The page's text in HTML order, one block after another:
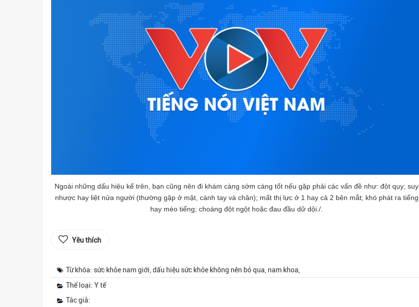
Ngoài những dấu hiệu kể trên, bạn cũng nên đi khám càng sớm càng tốt nếu gặp phải các vấn đề như: đột qụy; suy
nhược hay liệt nửa người (thường gặp ở mặt, cánh tay và chân); mất thị lực ở 1 hay cả 2 bên mắt; khó phát ra tiếng
hay méo tiếng; choáng đột ngột hoặc đau đầu dữ dội./.
Yêu thích
Từ khóa: sức khỏe nam giới, dấu hiệu sức khỏe không nên bỏ qua, nam khoa,
Thể loại: Y tế
Tác giả: